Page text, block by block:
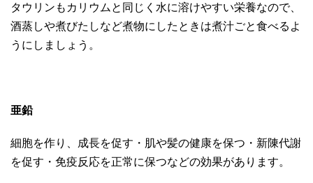
タウリンもカリウムと同じく水に溶けやすい栄養なので、
酒蒸しや煮びたしなど煮物にしたときは煮汁ごと食べるよ
うにしましょう。
亜鉛
細胞を作り、成長を促す・肌や髪の健康を保つ・新陳代謝
を促す・免疫反応を正常に保つなどの効果があります。